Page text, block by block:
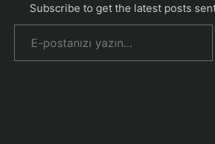
Subscribe to get the latest posts
E-postanızı yazın…